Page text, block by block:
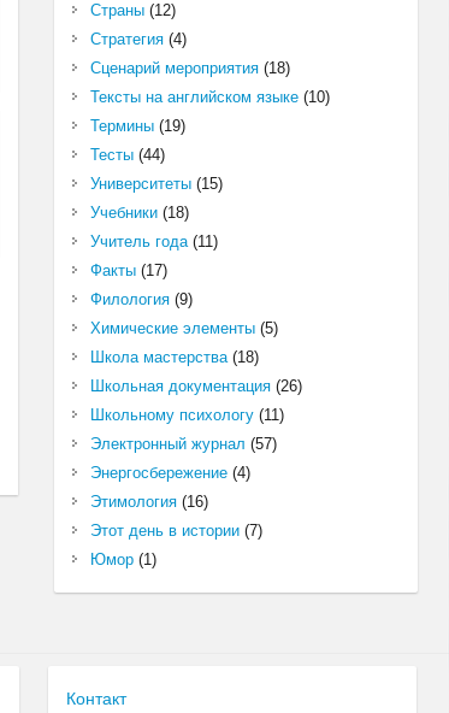
Страны(12)
Стратегия(4)
Сценарий мероприятия(18)
Тексты на английском языке(10)
Термины(19)
Тесты(44)
Университеты(15)
Учебники(18)
Учитель года(11)
Факты(17)
Филология(9)
Химические элементы(5)
Школа мастерства(18)
Школьная документация(26)
Школьному психологу(11)
Электронный журнал (57)
Энергосбережение(4)
Этимология(16)
Этот день в истории(7)
Юмор(1)
Контакт